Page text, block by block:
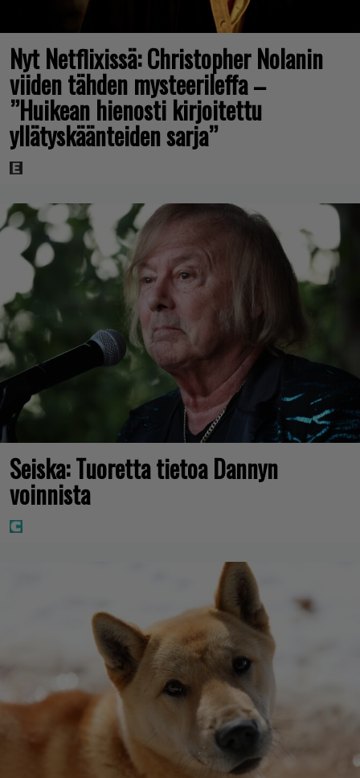
Nyt Netflixissä: Christopher Nolanin
viiden tähden mysteerileffa –
”Huikean hienosti kirjoitettu
yllätyskäänteiden sarja”
Seiska: Tuoretta tietoa Dannyn
voinnista